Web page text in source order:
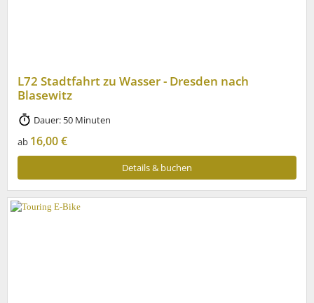
L72 Stadtfahrt zu Wasser - Dresden nach
Blasewitz
Dauer: 50 Minuten
ab 16,00 €
Details & buchen